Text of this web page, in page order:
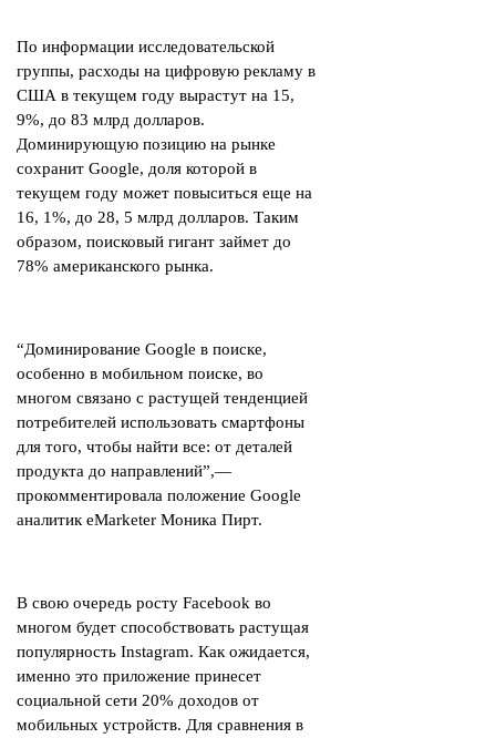
По информации исследовательской
группы, расходы на цифровую рекламу в
США в текущем году вырастут на 15,
9%, до 83 млрд долларов.
Доминирующую позицию на рынке
сохранит Google, доля которой в
текущем году может повыситься еще на
16, 1%, до 28, 5 млрд долларов. Таким
образом, поисковый гигант займет до
78% американского рынка.
“Доминирование Google в поиске,
особенно в мобильном поиске, во
многом связано с растущей тенденцией
потребителей использовать смартфоны
для того, чтобы найти все: от деталей
продукта до направлений”,—
прокомментировала положение Google
аналитик eMarketer Моника Пирт.
В свою очередь росту Facebook во
многом будет способствовать растущая
популярность Instagram. Как ожидается,
именно это приложение принесет
социальной сети 20% доходов от
мобильных устройств. Для сравнения в